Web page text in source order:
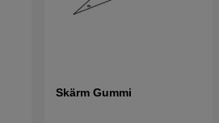
Skärm Gummi